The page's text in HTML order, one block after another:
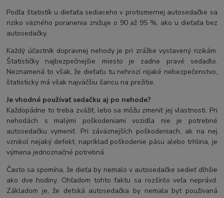
Podľa štatistík u dieťaťa sediaceho v protismernej autosedačke sa
riziko väzného poranenia znižuje o 90 až 95 %, ako u dieťaťa bez
autosedačky.
Každý účastník dopravnej nehody je pri zrážke vystavený rizikám.
Štatističky najbezpečnejšie miesto je zadne pravé sedadlo.
Neznamená to však, že dieťaťu tu nehrozí nijaké nebezpečenstvo,
štatisticky má však najväčšiu šancu na prežitie.
Je vhodné používať sedačku aj po nehode?
Každopádne to treba zvážiť, lebo sa môžu zmeniť jej vlastnosti. Pri
nehodách s malými poškodeniami vozidla nie je potrebné
autosedačku vymeniť. Pri záväznejších poškodeniach, ak na nej
vznikol nejaký defekt, napríklad poškodenie pásu alebo trhlina, je
výmena jednoznačné potrebná.
Často sa spomína, že dieťa by nemalo v autosedačke sedieť dlhšie
ako dve hodiny. Ohľadom tohto faktu sa rozšírilo veľa neprávd.
Základom je, že detská autosedačka by nemala byt používaná